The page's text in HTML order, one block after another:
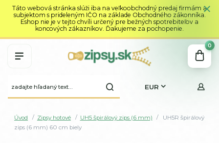
Táto webová stránka slúži iba na veľkoobchodný predaj firmám a
subjektom s prideleným IČO na základe Obchodného zákonníka.
Eshop nie je v tejto chvíli určený pre bežných spotrebiteľov a
koncových zákazníkov. Ďakujeme za pochopenie.
EUR
0
Úvod Zipsy hotové UH5 špirálový zips (6 mm)
UH5R špirálový
zips (6 mm) 60 cm biely